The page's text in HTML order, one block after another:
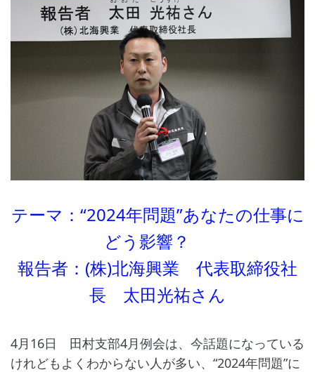
テーマ：“2024年問題”あなたの仕事に
どう影響？
報告者：(株)北海興業 代表取締役社
長 太田光祐さん
4月16日 田村支部4月例会は、今話題になっている
けれどもよくわからない人が多い、“2024年問題”に